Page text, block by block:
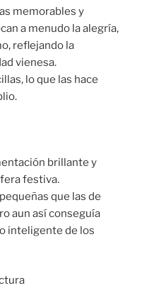
memorables y
a menudo la alegría,
reflejando la
vienesa.
lo que las hace
brillante y
festiva.
que las de
aun así conseguía
inteligente de los